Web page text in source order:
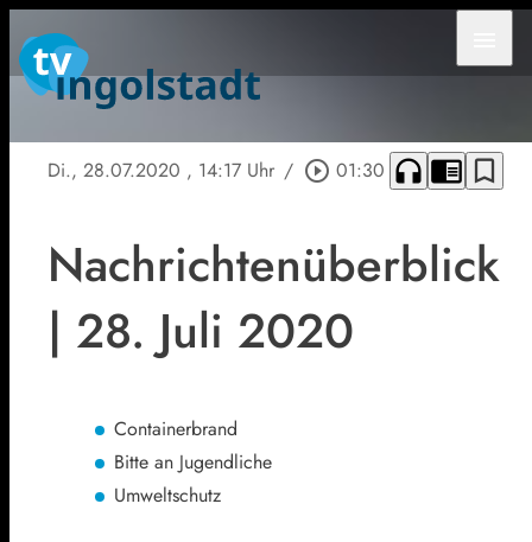
Di., 28.07.2020 , 14:17 Uhr / play_circle_outline 01:30 headphones chrome_reader_mode bookmark_border
Nachrichtenüberblick
| 28. Juli 2020
Containerbrand
Bitte an Jugendliche
Umweltschutz